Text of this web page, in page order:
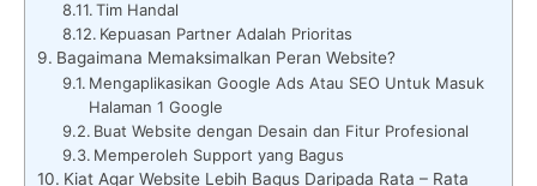
Tim Handal
Kepuasan Partner Adalah Prioritas
Bagaimana Memaksimalkan Peran Website?
Mengaplikasikan Google Ads Atau SEO Untuk Masuk
Halaman 1 Google
Buat Website dengan Desain dan Fitur Profesional
Memperoleh Support yang Bagus
Kiat Agar Website Lebih Bagus Daripada Rata – Rata